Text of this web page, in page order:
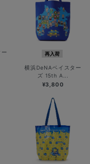
再入荷
横浜DeNAベイスター
ズ 15th A...
¥3,800